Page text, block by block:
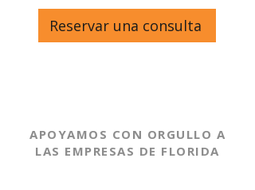
Reservar una consulta
APOYAMOS CON ORGULLO A
LAS EMPRESAS DE FLORIDA